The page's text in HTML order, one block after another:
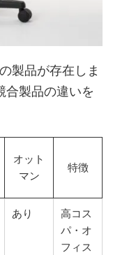
製品が存在しま
合製品の違いを
オット
マン
特徴
あり
高コス
パ・オ
フィス